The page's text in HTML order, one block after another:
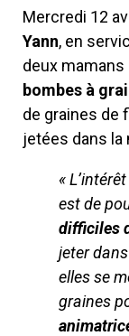
Mercredi 12
Yann, en
deux
bombes à
de graines de
jetées dans la
«
est de
difficiles
jeter
elles se
graines